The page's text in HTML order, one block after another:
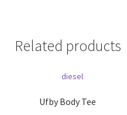
Related products
Ufby Body Tee